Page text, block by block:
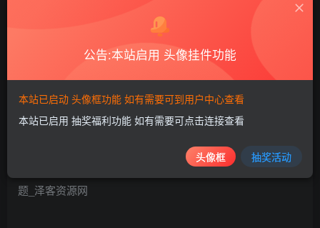
在QQ交流群中他是众所周知的傻逼
我已经通知过你 让你下了本站 标题与介绍 你不改，我
二次修改网站标题你非要跟着我标题更新，
QQ：523826768 晓白博客
公告:本站启用 头像挂件功能
本站已启动 头像框功能 如有需要可到用户中心查看
本站已启用 抽奖福利功能 如有需要可点击连接查看
头像框 抽奖活动